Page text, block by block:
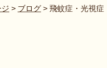
ジ > ブログ > 飛蚊症・光視症